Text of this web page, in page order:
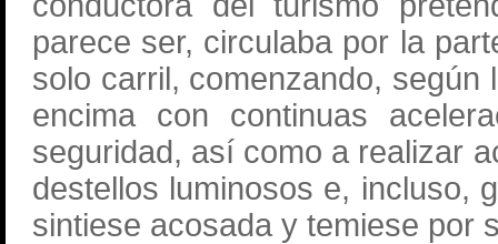
parece ser, circulaba por la
solo carril, comenzando,
encima con continuas
seguridad, así como a realizar
destellos luminosos e, incluso,
sintiese acosada y temiese por